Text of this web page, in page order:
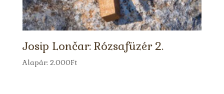
Josip Lončar: Rózsafüzér 2.
Alapár: 2.000Ft